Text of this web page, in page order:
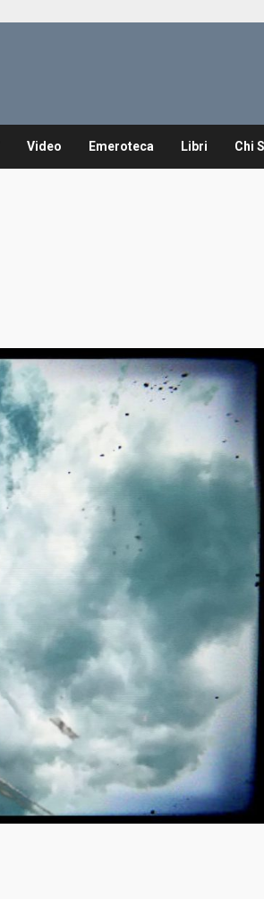
Video Emeroteca Libri Chi